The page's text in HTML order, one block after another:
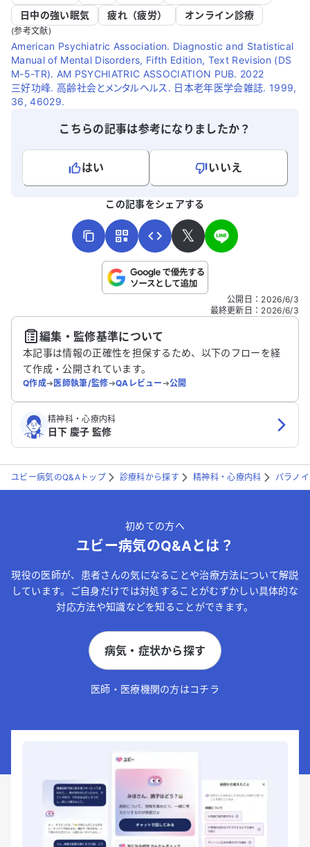
日中の強い眠気 疲れ（疲労） オンライン診療
(参考文献)
American Psychiatric Association. Diagnostic and Statistical
Manual of Mental Disorders, Fifth Edition, Text Revision (DS
M-5-TR). AM PSYCHIATRIC ASSOCIATION PUB. 2022
三好功峰. 高齢社会とメンタルヘルス. 日本老年医学会雑誌. 1999,
36, 46029.
こちらの記事は参考になりましたか？
はい
いいえ
こちらは送信専用のフォームです。氏名やご自身の病気の詳細な
送信する
この記事をシェアする
𝕏
公開日 ： 2026/6/3
最終更新日 ： 2026/6/3
編集・監修基準について
本記事は情報の正確性を担保するため、以下のフローを経
て作成・公開されています。
Q作成➔医師執筆/監修➔QAレビュー➔公開
精神科・心療内科
日下 慶子 監修
ユビー病気のQ&Aトップ 診療科から探す 精神科・心療内科 パラノ
初めての方へ
ユビー病気のQ&Aとは？
現役の医師が、患者さんの気になることや治療方法について解説
しています。ご自身だけでは対処することがむずかしい具体的な
対応方法や知識などを知ることができます。
病気・症状から探す
医師・医療機関の方はコチラ